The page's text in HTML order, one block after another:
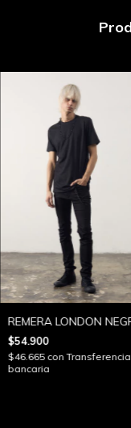
REMERA LONDON
$54.900
$46.665 con Transferencia
bancaria